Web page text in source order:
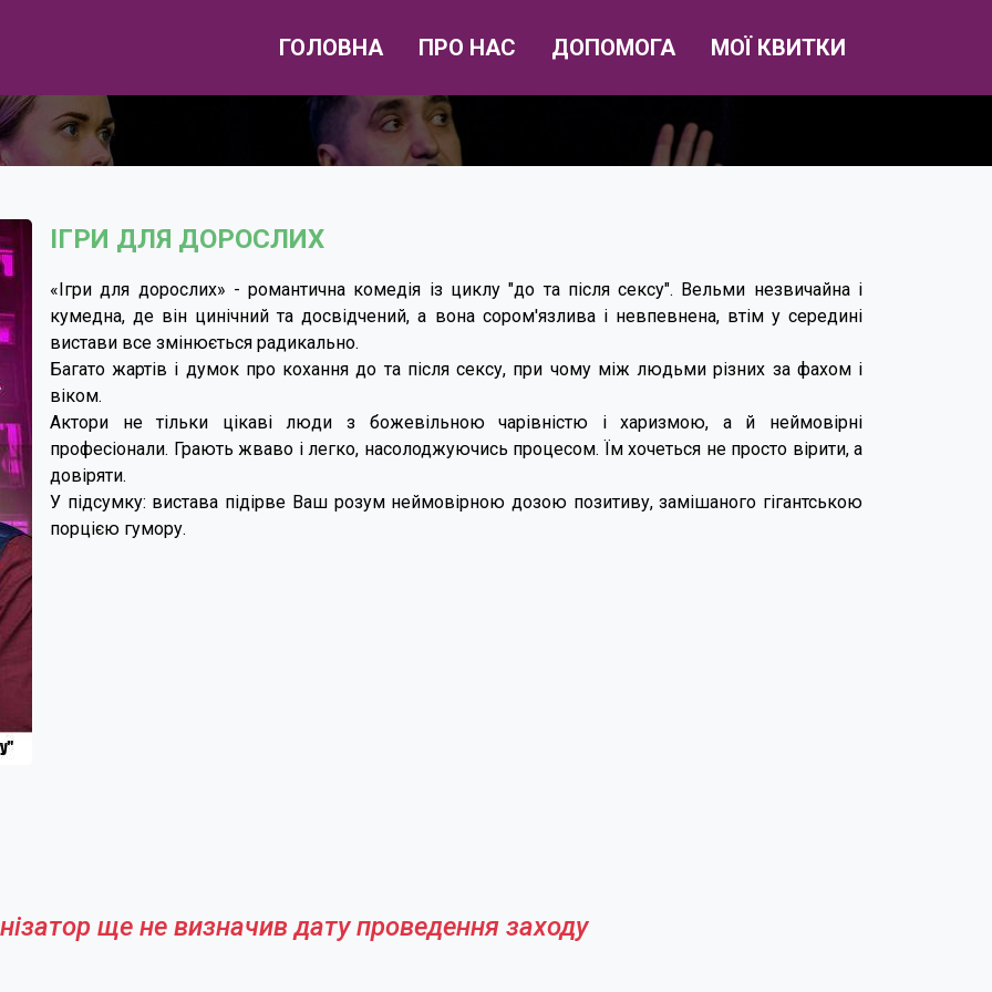
ГОЛОВНА ПРО НАС ДОПОМОГА МОЇ КВИТКИ
ІГРИ ДЛЯ ДОРОСЛИХ
«Ігри для дорослих» - романтична комедія із циклу "до та після сексу". Вельми незвичайна і
кумедна, де він цинічний та досвідчений, а вона сором'язлива і невпевнена, втім у середині
вистави все змінюється радикально.
Багато жартів і думок про кохання до та після сексу, при чому між людьми різних за фахом і
віком.
Актори не тільки цікаві люди з божевільною чарівністю і харизмою, а й неймовірні
професіонали. Грають жваво і легко, насолоджуючись процесом. Їм хочеться не просто вірити, а
довіряти.
У підсумку: вистава підірве Ваш розум неймовірною дозою позитиву, замішаного гігантською
порцією гумору.
ще не визначив дату проведення заходу